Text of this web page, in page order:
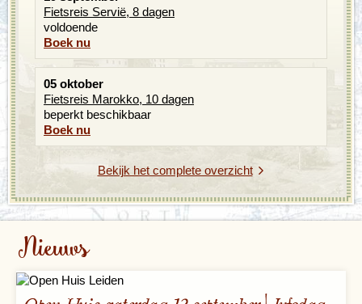
Nieuws
Fietsreis Servië, 8 dagen
voldoende
Boek nu
05 oktober
Fietsreis Marokko, 10 dagen
beperkt beschikbaar
Boek nu
Bekijk het complete overzicht